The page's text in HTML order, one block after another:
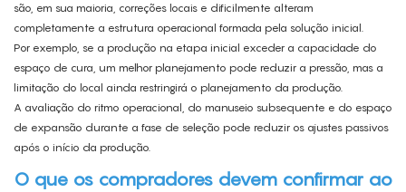
são, em sua maioria, correções locais e dificilmente alteram
completamente a estrutura operacional formada pela solução inicial.
Por exemplo, se a produção na etapa inicial exceder a capacidade do
espaço de cura, um melhor planejamento pode reduzir a pressão, mas a
limitação do local ainda restringirá o planejamento da produção.
A avaliação do ritmo operacional, do manuseio subsequente e do espaço
de expansão durante a fase de seleção pode reduzir os ajustes passivos
após o início da produção.
O que os compradores devem confirmar ao